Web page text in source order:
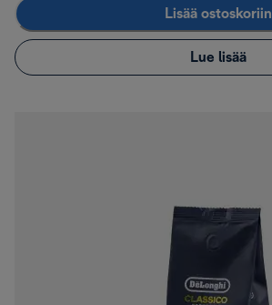
Lisää ostoskoriin
Lue lisää